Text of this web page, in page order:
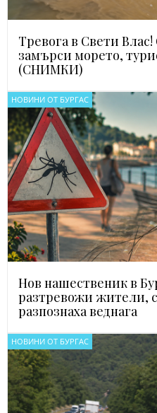
Тревога в Свети
замърси морето,
(СНИМКИ)
НОВИНИ ОТ БУРГАС
Нов нашественик в
разтревожи жители,
разпознаха веднага
НОВИНИ ОТ БУРГАС